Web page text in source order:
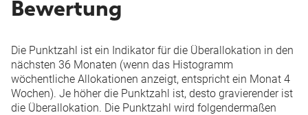
Bewertung
Die Punktzahl ist ein Indikator für die Überallokation in den
nächsten 36 Monaten (wenn das Histogramm
wöchentliche Allokationen anzeigt, entspricht ein Monat 4
Wochen). Je höher die Punktzahl ist, desto gravierender ist
die Überallokation. Die Punktzahl wird folgendermaßen